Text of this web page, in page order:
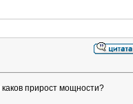
прирост мощности?